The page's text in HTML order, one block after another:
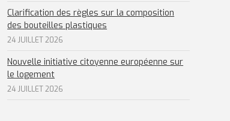
Clarification des règles sur la composition
des bouteilles plastiques
24 JUILLET 2026
Nouvelle initiative citoyenne européenne sur
le logement
24 JUILLET 2026